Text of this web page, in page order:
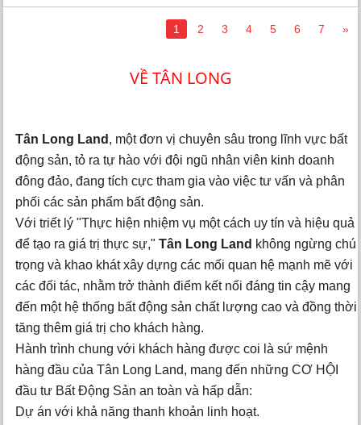
1 2 3 4 5 6 7 »
VỀ TÂN LONG
Tân Long Land , một đơn vị chuyên sâu trong lĩnh vực bất
động sản, tỏ ra tự hào với đội ngũ nhân viên kinh doanh
đông đảo, đang tích cực tham gia vào việc tư vấn và phân
phối các sản phẩm bất động sản.
Với triết lý "Thực hiện nhiệm vụ một cách uy tín và hiệu quả
để tạo ra giá trị thực sự,"Tân Long Land không ngừng chú
trọng và khao khát xây dựng các mối quan hệ mạnh mẽ với
các đối tác, nhằm trở thành điểm kết nối đáng tin cậy mang
đến một hệ thống bất động sản chất lượng cao và đồng thời
tăng thêm giá trị cho khách hàng.
Hành trình chung với khách hàng được coi là sứ mệnh
hàng đầu của Tân Long Land, mang đến những CƠ HỘI
đầu tư Bất Động Sản an toàn và hấp dẫn:
Dự án với khả năng thanh khoản linh hoạt.